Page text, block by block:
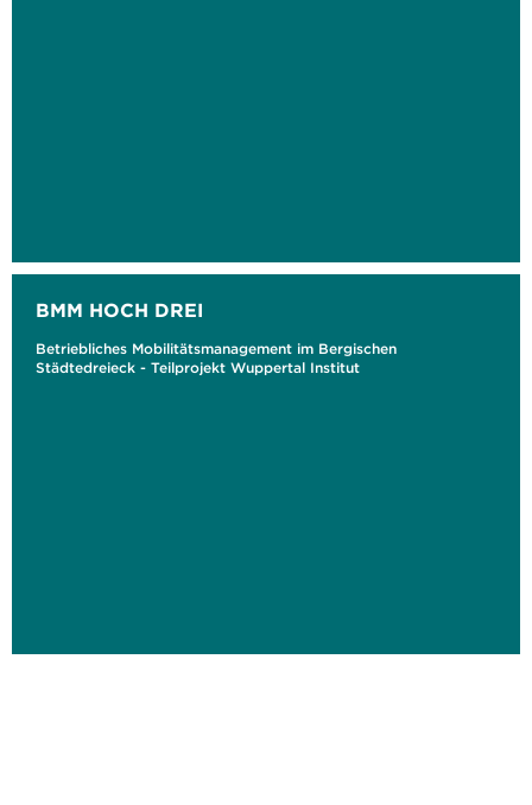
BMM HOCH DREI
Betriebliches Mobilitätsmanagement im Bergischen
Städtedreieck - Teilprojekt Wuppertal Institut